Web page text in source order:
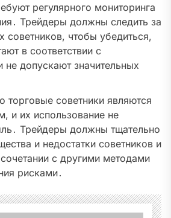
регулярного мониторинга
Трейдеры должны следить за
советников, чтобы убедиться,
в соответствии с
допускают значительных
торговые советники являются
и их использование не
Трейдеры должны тщательно
и недостатки советников и
с другими методами
рисками․